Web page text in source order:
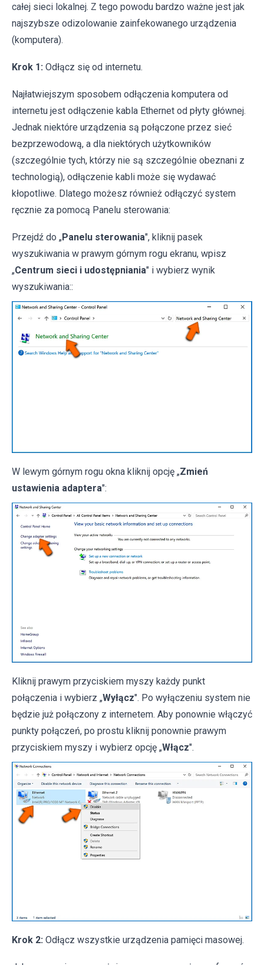
całej sieci lokalnej. Z tego powodu bardzo ważne jest jak
najszybsze odizolowanie zainfekowanego urządzenia
(komputera).
Krok 1: Odłącz się od internetu.
Najłatwiejszym sposobem odłączenia komputera od
internetu jest odłączenie kabla Ethernet od płyty głównej.
Jednak niektóre urządzenia są połączone przez sieć
bezprzewodową, a dla niektórych użytkowników
(szczególnie tych, którzy nie są szczególnie obeznani z
technologią), odłączenie kabli może się wydawać
kłopotliwe. Dlatego możesz również odłączyć system
ręcznie za pomocą Panelu sterowania:
Przejdź do „Panelu sterowania", kliknij pasek
wyszukiwania w prawym górnym rogu ekranu, wpisz
„Centrum sieci i udostępniania" i wybierz wynik
wyszukiwania::
W lewym górnym rogu okna kliknij opcję „Zmień
ustawienia adaptera":
Kliknij prawym przyciskiem myszy każdy punkt
połączenia i wybierz „Wyłącz". Po wyłączeniu system nie
będzie już połączony z internetem. Aby ponownie włączyć
punkty połączeń, po prostu kliknij ponownie prawym
przyciskiem myszy i wybierz opcję „Włącz".
Krok 2: Odłącz wszystkie urządzenia pamięci masowej.